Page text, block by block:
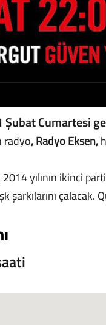
Cumartesi
radyo, Radyo Eksen,
yılının ikinci
şarkılarını